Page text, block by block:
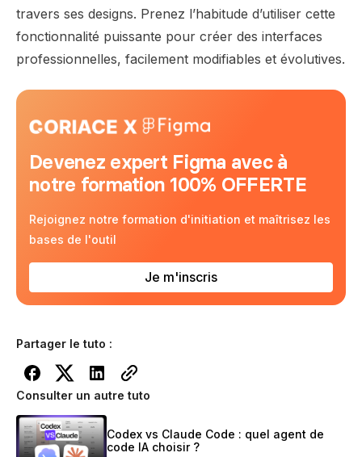
travers ses designs. Prenez l’habitude d’utiliser cette
fonctionnalité puissante pour créer des interfaces
professionnelles, facilement modifiables et évolutives.
Devenez expert Figma avec à
notre formation 100% OFFERTE
Rejoignez notre formation d'initiation et maîtrisez les
bases de l'outil
Je m'inscris
Partager le tuto :
Consulter un autre tuto
Codex vs Claude Code : quel agent de
code IA choisir ?